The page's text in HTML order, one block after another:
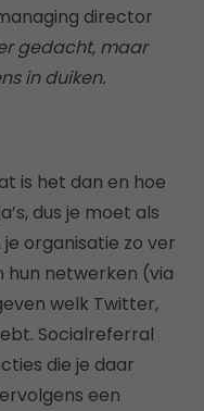
director
gedacht, maar
in duiken.
is het dan en hoe
dus je moet als
organisatie zo ver
hun netwerken (via
welk Twitter,
Socialreferral
die je daar
een